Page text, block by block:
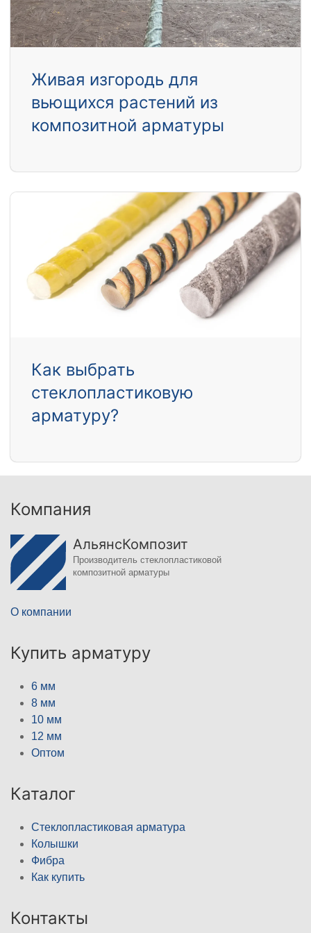
Живая изгородь для
вьющихся растений из
композитной арматуры
Как выбрать
стеклопластиковую
арматуру?
Компания
АльянсКомпозит
Производитель стеклопластиковой
композитной арматуры
О компании
Купить арматуру
6 мм
8 мм
10 мм
12 мм
Оптом
Каталог
Стеклопластиковая арматура
Колышки
Фибра
Как купить
Контакты